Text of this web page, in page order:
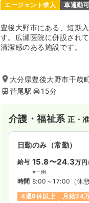
エージェント求人 車通勤可
豊後大野市にある、短期
す。広瀬医院に併設され
清潔感のある施設です。
大分県豊後大野市千歳
菅尾駅
15分
介護・福祉系正・
日勤のみ（常勤）
給与 15.8〜24.3万円
※一例
時間 8:00～17:00 （休
4週8休以上
月給24